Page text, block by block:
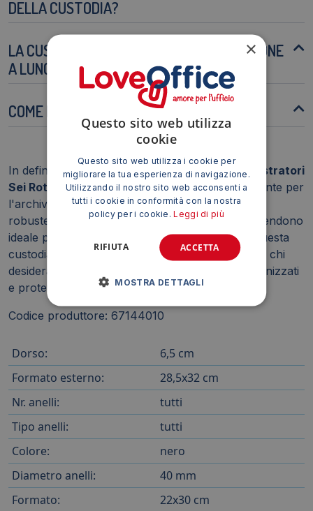
DELLA CUSTODIA?
LA CUSTODIA È ADATTA PER L'ARCHIVIAZIONE
A LUNGO TERMINE?
COME POSSO PULIRE LA CUSTODIA?
In definitiva, laCustodia per raccoglitori e registratori
Sei Rota 40 A4è una soluzione pratica ed elegante per
l'archiviazione di documenti importanti. La sua
robustezza, capacità e design professionale la rendono
ideale per uso ufficio, scolastico o domestico. Questa
custodia rappresenta un investimento sicuro per chi
desidera mantenere i propri documenti ben organizzati
e protetti nel tempo.
Codice produttore: 67144010
Dorso:
6,5 cm
Formato esterno:
28,5x32 cm
Nr. anelli:
tutti
Tipo anelli:
tutti
Colore:
nero
Diametro anelli:
40 mm
Formato:
22x30 cm
×
Questo sito web utilizza
cookie
Questo sito web utilizza i cookie per
migliorare la tua esperienza di navigazione.
Utilizzando il nostro sito web acconsenti a
tutti i cookie in conformità con la nostra
policy per i cookie.Leggi di più
ACCETTA
RIFIUTA
MOSTRA DETTAGLI